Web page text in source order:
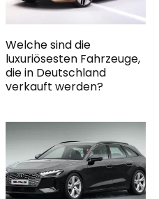
Welche sind die
luxuriösesten Fahrzeuge,
die in Deutschland
verkauft werden?